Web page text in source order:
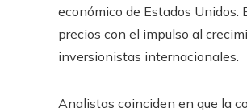
económico de Estados
precios con el impulso al
inversionistas internacionales.
Analistas coinciden en que la